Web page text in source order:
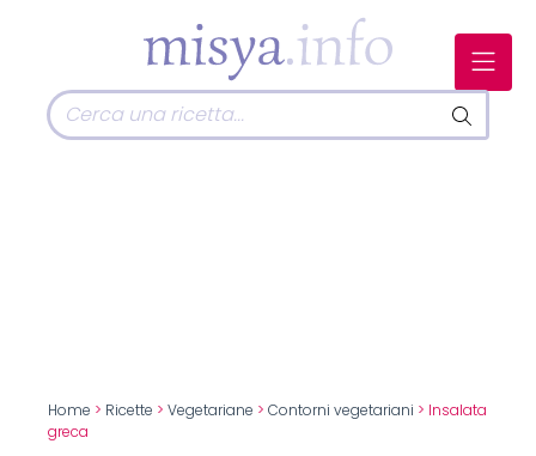
Home > Ricette > Vegetariane > Contorni vegetariani > Insalata
greca